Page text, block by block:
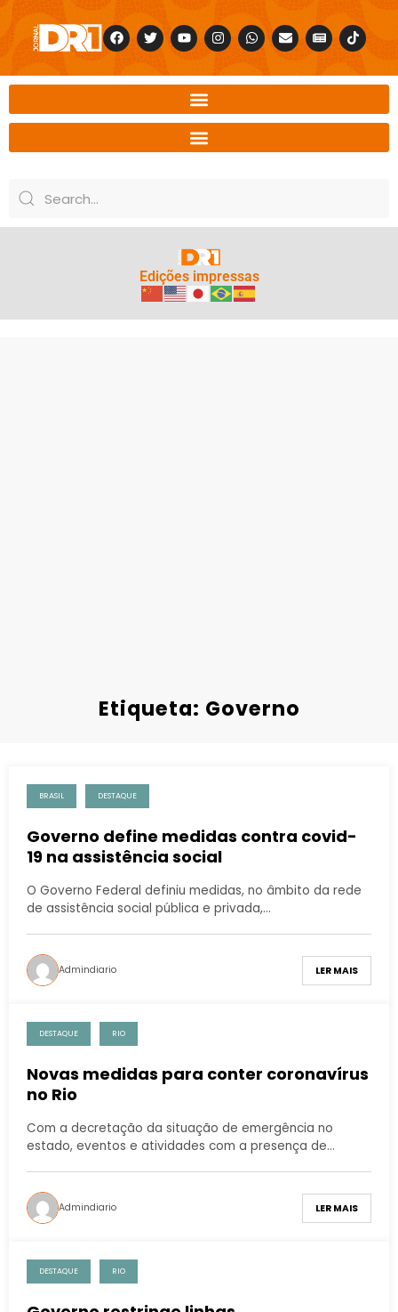
Edições impressas
Etiqueta: Governo
BRASIL DESTAQUE
Governo define medidas contra covid-
19 na assistência social
O Governo Federal definiu medidas, no âmbito da rede
de assistência social pública e privada,…
Admindiario LER MAIS
DESTAQUE RIO
Novas medidas para conter coronavírus
no Rio
Com a decretação da situação de emergência no
estado, eventos e atividades com a presença de…
Admindiario LER MAIS
DESTAQUE RIO